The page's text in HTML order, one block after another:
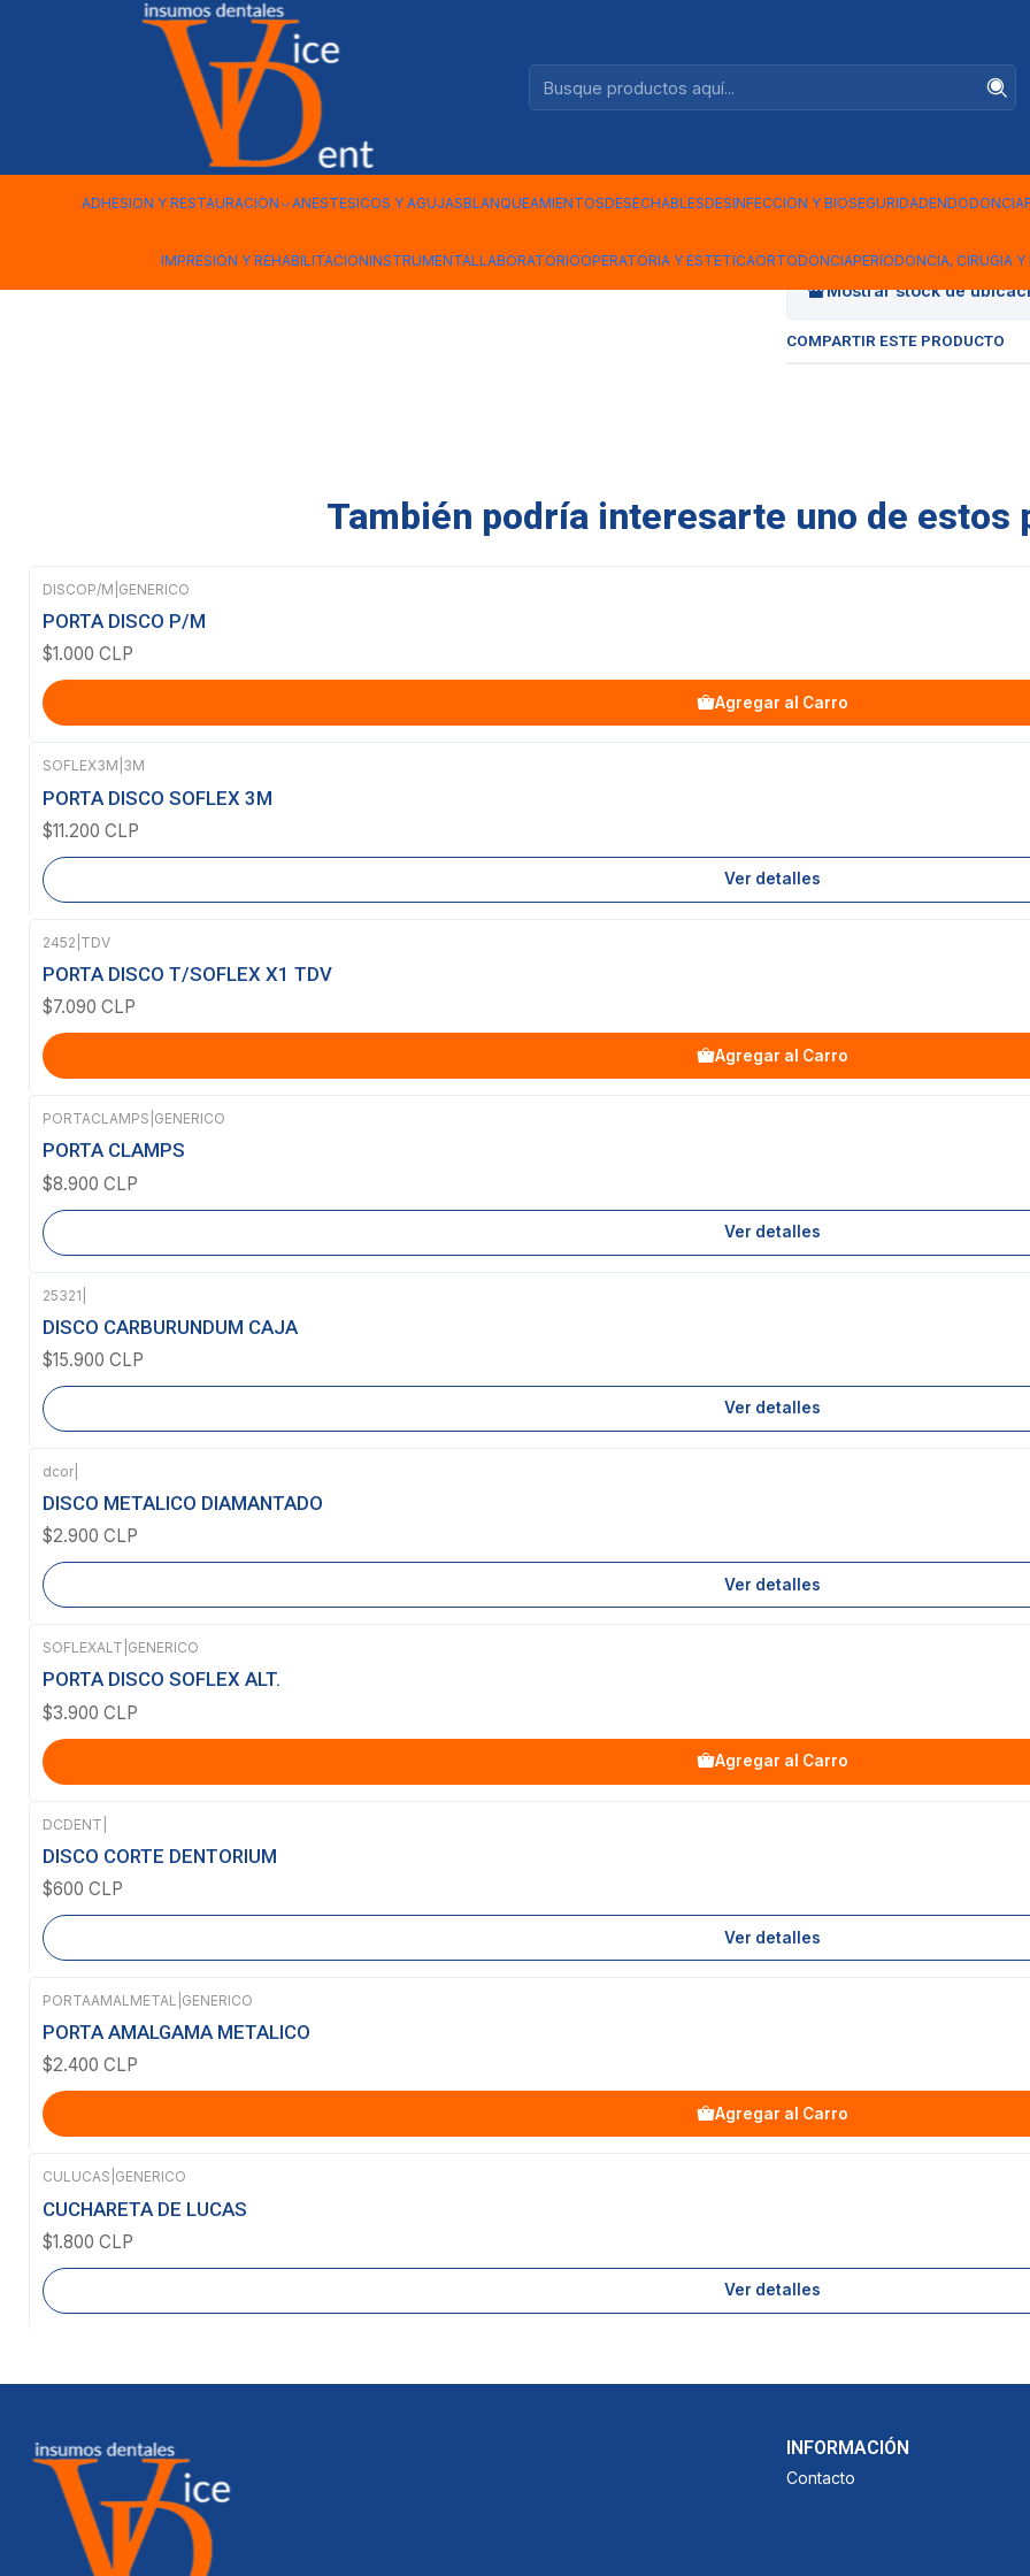
ADHESION Y RESTAURACION ANESTESICOS Y AGUJASBLANQUEAMIENTOSDESECHABLESDESINFECCION Y BIOSEGURIDADENDODONCIA
IMPRESION Y REHABILITACIONINSTRUMENTALLABORATORIOOPERATORIA Y ESTETICAORTODONCIAPERIODONCIA, CIRUGIA Y
INSTRUMENTAL PORTA DISCO C/A
Mostrar stock de
COMPARTIR ESTE PRODUCTO
También podría interesarte uno de estos
DISCOP/M GENERICO
PORTA DISCO P/M
$1.000 CLP
Agregar al Carro
Agotado
SOFLEX3M 3M
PORTA DISCO SOFLEX 3M
$11.200 CLP
Ver detalles
2452 TDV
PORTA DISCO T/SOFLEX X1 TDV
$7.090 CLP
Agregar al Carro
Agotado
PORTACLAMPS GENERICO
PORTA CLAMPS
$8.900 CLP
Ver detalles
Agotado
25321
DISCO CARBURUNDUM CAJA
$15.900 CLP
Ver detalles
Agotado
dcor
DISCO METALICO DIAMANTADO
$2.900 CLP
Ver detalles
SOFLEXALT GENERICO
PORTA DISCO SOFLEX ALT.
$3.900 CLP
Agregar al Carro
Agotado
DCDENT
DISCO CORTE DENTORIUM
$600 CLP
Ver detalles
PORTAAMALMETAL GENERICO
PORTA AMALGAMA METALICO
$2.400 CLP
Agregar al Carro
Agotado
CULUCAS GENERICO
CUCHARETA DE LUCAS
$1.800 CLP
Ver detalles
INFORMACIÓN
Contacto